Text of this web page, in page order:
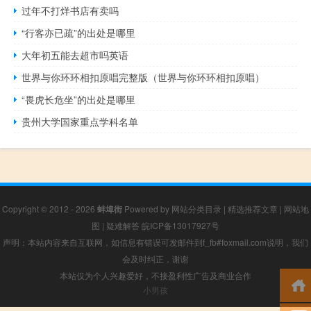
过年不打烊书店有卖吗
“行客亦已疏”的出处是哪里
大年初五能去超市吗英语
世界与你环环相扣原唱完整版（世界与你环环相扣原唱）
“畏虎长危坐”的出处是哪里
贵州大学国家重点学科名单
Copyright © 2012 - 2026 蚌埠街 Powered by 网站分类目录 | 精选推荐文章 | 网站地
图 | 疑难解答 皖ICP备13017927号
声明：本站内容来自互联网，如信息有错误可发邮件到f_fb#foxmail.com说明，我们
会及时纠正，谢谢
本站仅为个人兴趣爱好，不接盈利性广告及商业合作
小男孩